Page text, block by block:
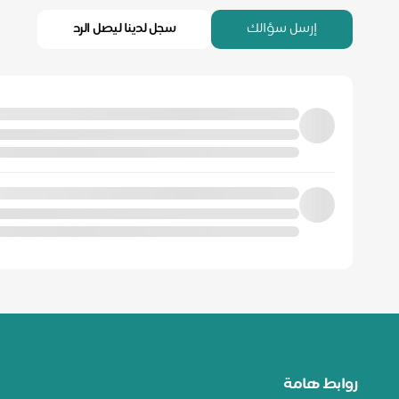
إرسل سؤالك سجل لدينا ليصل الرد
روابط هامة